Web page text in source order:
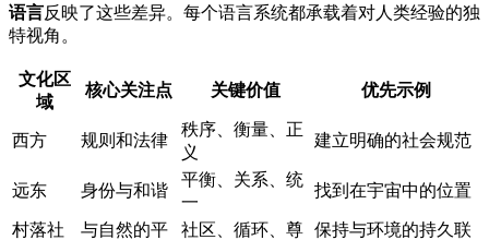
语言反映了这些差异。每个语言系统都承载着对人类经验的独
特视角。
文化区
域
核心关注点 关键价值 优先示例
西方 规则和法律
秩序、衡量、正
义
建立明确的社会规范
远东 身份与和谐
平衡、关系、统
一
找到在宇宙中的位置
村落社
与自然的平
社区、循环、尊 保持与环境的持久联